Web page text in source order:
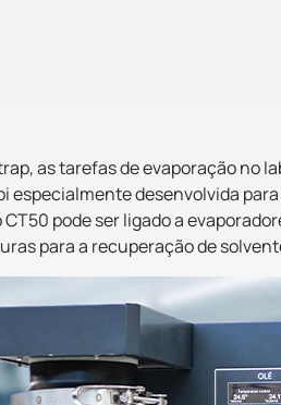
as tarefas de evaporação no
especialmente desenvolvida
pode ser ligado a
para a recuperação de